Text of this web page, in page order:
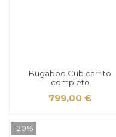
Bugaboo Cub carrito
completo
799,00 €
-20%